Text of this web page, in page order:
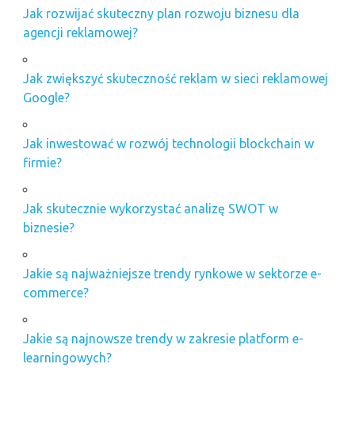
Jak rozwijać skuteczny plan rozwoju biznesu dla
agencji reklamowej?
Jak zwiększyć skuteczność reklam w sieci reklamowej
Google?
Jak inwestować w rozwój technologii blockchain w
firmie?
Jak skutecznie wykorzystać analizę SWOT w
biznesie?
Jakie są najważniejsze trendy rynkowe w sektorze e-
commerce?
Jakie są najnowsze trendy w zakresie platform e-
learningowych?